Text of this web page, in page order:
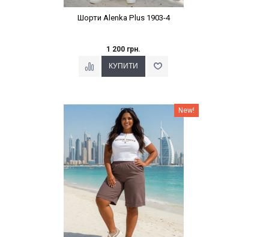
Шорти Alenka Plus 1903-4
1 200 грн.
Наклейки Варіант з % New!